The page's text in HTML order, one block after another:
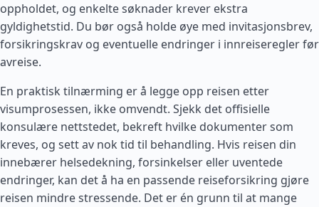
oppholdet, og enkelte søknader krever ekstra
gyldighetstid. Du bør også holde øye med invitasjonsbrev,
forsikringskrav og eventuelle endringer i innreiseregler før
avreise.
En praktisk tilnærming er å legge opp reisen etter
visumprosessen, ikke omvendt. Sjekk det offisielle
konsulære nettstedet, bekreft hvilke dokumenter som
kreves, og sett av nok tid til behandling. Hvis reisen din
innebærer helsedekning, forsinkelser eller uventede
endringer, kan det å ha en passende reiseforsikring gjøre
reisen mindre stressende. Det er én grunn til at mange